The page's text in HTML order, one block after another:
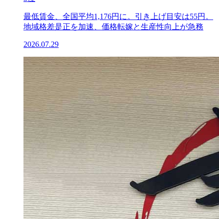
最低賃金、全国平均1,176円に。引き上げ目安は55円。
地域格差是正を加速、価格転嫁と生産性向上が急務
2026.07.29